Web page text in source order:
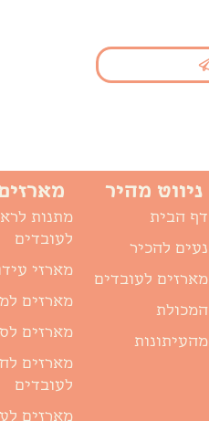
ניווט מהיר
דף הבית
נעים להכיר
מארזים לעובדים
המכולת
מהעיתונות
מתנות
לעובדים
מארזי
מארזים
מארזים
מארזים
לעובדים
מארזים